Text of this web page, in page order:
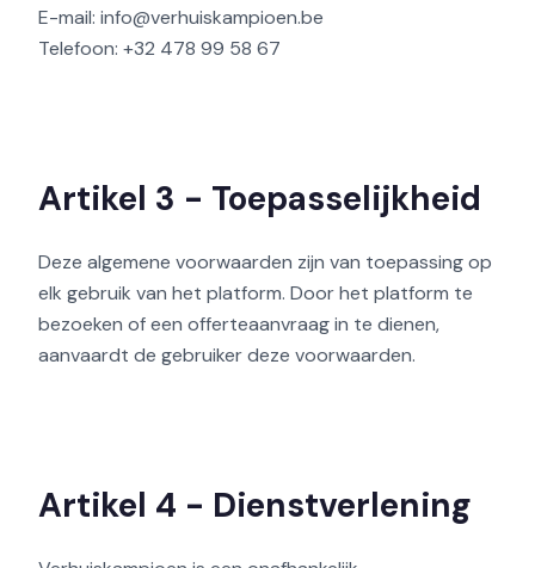
E-mail: info@verhuiskampioen.be
Telefoon: +32 478 99 58 67
Artikel 3 - Toepasselijkheid
Deze algemene voorwaarden zijn van toepassing op
elk gebruik van het platform. Door het platform te
bezoeken of een offerteaanvraag in te dienen,
aanvaardt de gebruiker deze voorwaarden.
Artikel 4 - Dienstverlening